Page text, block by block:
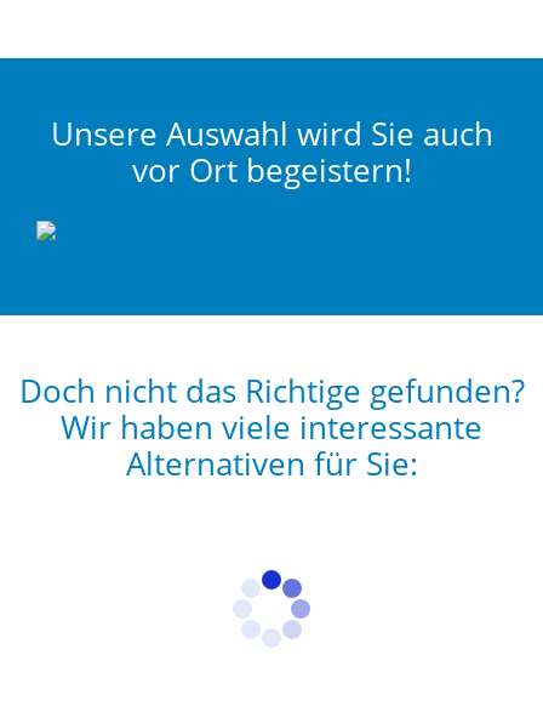
Unsere Auswahl wird Sie auch
vor Ort begeistern!
Doch nicht das Richtige gefunden?
Wir haben viele interessante
Alternativen für Sie: